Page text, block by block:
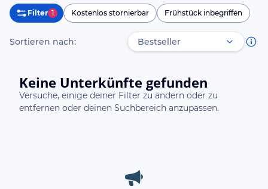
Filter 1 Kostenlos stornierbar Frühstück inbegriffen
Sortieren nach:
Keine Unterkünfte gefunden
Versuche, einige deiner Filter zu ändern oder zu
entfernen oder deinen Suchbereich anzupassen.